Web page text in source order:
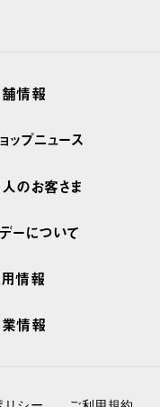
情報
ップニュース
のお客さま
ーについて
情報
情報